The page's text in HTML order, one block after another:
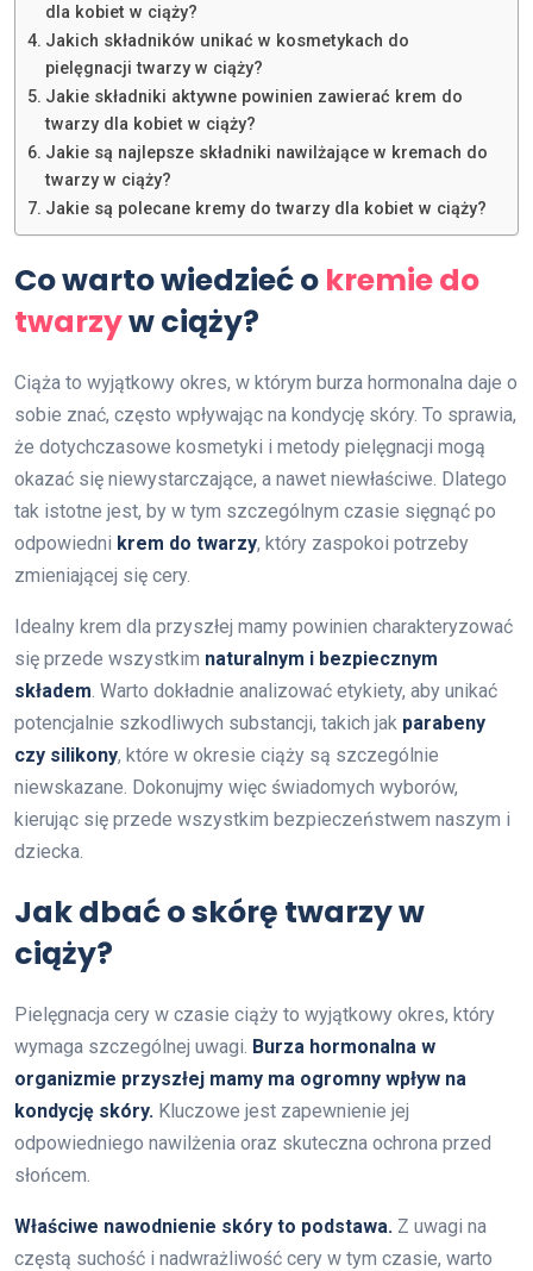
dla kobiet w ciąży?
Jakich składników unikać w kosmetykach do
pielęgnacji twarzy w ciąży?
Jakie składniki aktywne powinien zawierać krem do
twarzy dla kobiet w ciąży?
Jakie są najlepsze składniki nawilżające w kremach do
twarzy w ciąży?
Jakie są polecane kremy do twarzy dla kobiet w ciąży?
Co warto wiedzieć o kremie do
twarzyw ciąży?
Ciąża to wyjątkowy okres, w którym burza hormonalna daje o
sobie znać, często wpływając na kondycję skóry. To sprawia,
że dotychczasowe kosmetyki i metody pielęgnacji mogą
okazać się niewystarczające, a nawet niewłaściwe. Dlatego
tak istotne jest, by w tym szczególnym czasie sięgnąć po
odpowiedni krem do twarzy, który zaspokoi potrzeby
zmieniającej się cery.
Idealny krem dla przyszłej mamy powinien charakteryzować
się przede wszystkim naturalnym i bezpiecznym
składem. Warto dokładnie analizować etykiety, aby unikać
potencjalnie szkodliwych substancji, takich jak parabeny
czy silikony, które w okresie ciąży są szczególnie
niewskazane. Dokonujmy więc świadomych wyborów,
kierując się przede wszystkim bezpieczeństwem naszym i
dziecka.
Jak dbać o skórę twarzy w
ciąży?
Pielęgnacja cery w czasie ciąży to wyjątkowy okres, który
wymaga szczególnej uwagi. Burza hormonalna w
organizmie przyszłej mamy ma ogromny wpływ na
kondycję skóry. Kluczowe jest zapewnienie jej
odpowiedniego nawilżenia oraz skuteczna ochrona przed
słońcem.
Właściwe nawodnienie skóry to podstawa. Z uwagi na
częstą suchość i nadwrażliwość cery w tym czasie, warto